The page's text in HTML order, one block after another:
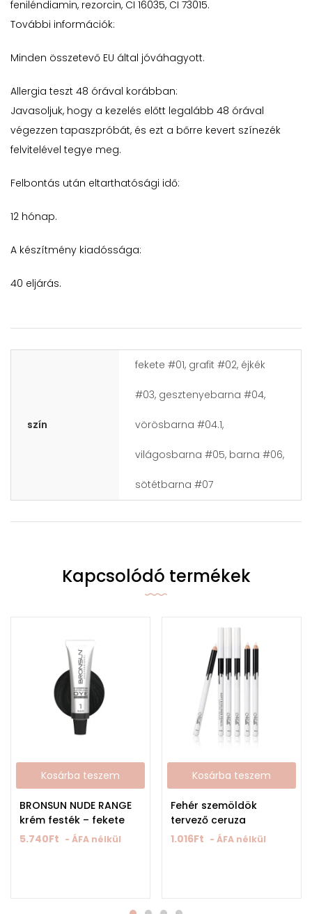
feniléndiamin, rezorcin, CI 16035, CI 73015.
További információk:
Minden összetevő EU által jóváhagyott.
Allergia teszt 48 órával korábban:
Javasoljuk, hogy a kezelés előtt legalább 48 órával
végezzen tapaszpróbát, és ezt a bőrre kevert színezék
felvitelével tegye meg.
Felbontás után eltarthatósági idő:
12 hónap.
A készítmény kiadóssága:
40 eljárás.
szín
fekete #01, grafit #02, éjkék
#03, gesztenyebarna #04,
vörösbarna #04.1,
világosbarna #05, barna #06,
sötétbarna #07
Kapcsolódó termékek
Kosárba teszem
BRONSUN NUDE RANGE
krém festék – fekete
5.740Ft - ÁFA nélkül
Kosárba teszem
Fehér szemöldök
tervező ceruza
1.016Ft - ÁFA nélkül